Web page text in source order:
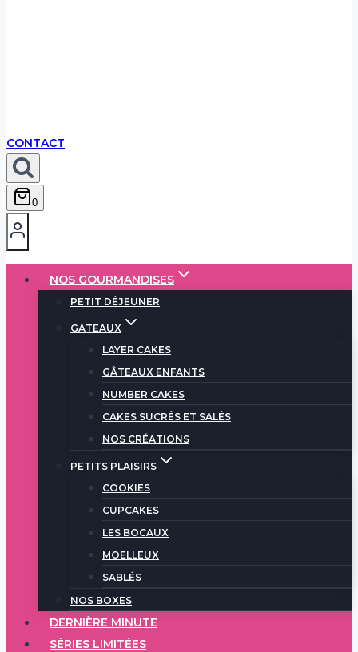
CONTACT
0
NOS GOURMANDISES
PETIT DÉJEUNER
GATEAUX
LAYER CAKES
GÂTEAUX ENFANTS
NUMBER CAKES
CAKES SUCRÉS ET SALÉS
NOS CRÉATIONS
PETITS PLAISIRS
COOKIES
CUPCAKES
LES BOCAUX
MOELLEUX
SABLÉS
NOS BOXES
DERNIÈRE MINUTE
SÉRIES LIMITÉES